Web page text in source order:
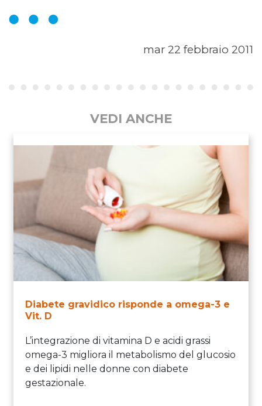
mar 22 febbraio 2011
VEDI ANCHE
Diabete gravidico risponde a omega-3 e
Vit. D
L’integrazione di vitamina D e acidi grassi
omega-3 migliora il metabolismo del glucosio
e dei lipidi nelle donne con diabete
gestazionale.